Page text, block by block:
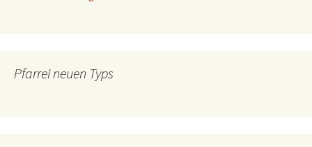
Pfarrei neuen Typs